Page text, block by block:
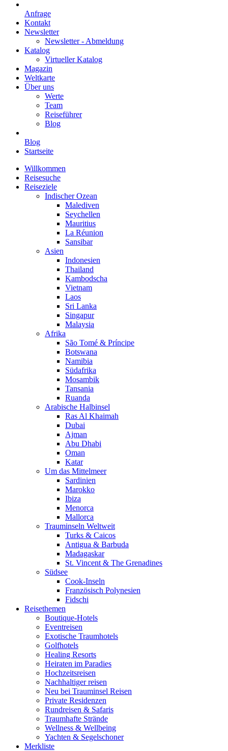
Anfrage
Kontakt
Newsletter
Newsletter - Abmeldung
Katalog
Virtueller Katalog
Magazin
Weltkarte
Über uns
Werte
Team
Reiseführer
Blog
Blog
Startseite
Willkommen
Reisesuche
Reiseziele
Indischer Ozean
Malediven
Seychellen
Mauritius
La Réunion
Sansibar
Asien
Indonesien
Thailand
Kambodscha
Vietnam
Laos
Sri Lanka
Singapur
Malaysia
Afrika
São Tomé & Príncipe
Botswana
Namibia
Südafrika
Mosambik
Tansania
Ruanda
Arabische Halbinsel
Ras Al Khaimah
Dubai
Ajman
Abu Dhabi
Oman
Katar
Um das Mittelmeer
Sardinien
Marokko
Ibiza
Menorca
Mallorca
Trauminseln Weltweit
Turks & Caicos
Antigua & Barbuda
Madagaskar
St. Vincent & The Grenadines
Südsee
Cook-Inseln
Französisch Polynesien
Fidschi
Reisethemen
Boutique-Hotels
Eventreisen
Exotische Traumhotels
Golfhotels
Healing Resorts
Heiraten im Paradies
Hochzeitsreisen
Nachhaltiger reisen
Neu bei Trauminsel Reisen
Private Residenzen
Rundreisen & Safaris
Traumhafte Strände
Wellness & Wellbeing
Yachten & Segelschoner
Merkliste